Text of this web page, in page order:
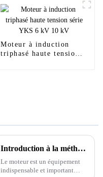
Moteur à induction
triphasé haute tension
Introduction à la méthode de classification et aux scénarios d'application des moteurs haute et basse tension
Le moteur est un équipement
indispensable et important